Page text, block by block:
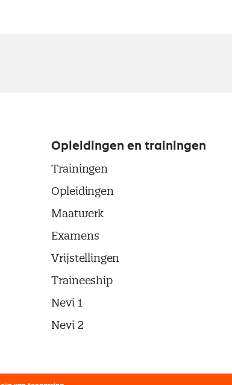
Opleidingen en trainingen
Trainingen
Opleidingen
Maatwerk
Examens
Vrijstellingen
Traineeship
Nevi 1
Nevi 2